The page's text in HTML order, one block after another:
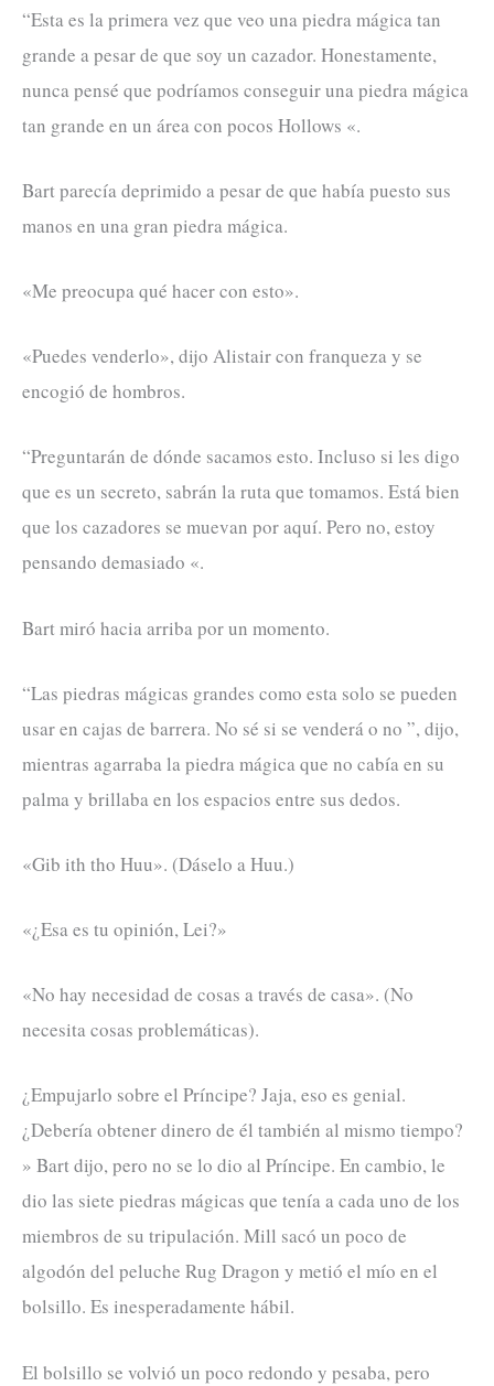
“Esta es la primera vez que veo una piedra mágica tan
grande a pesar de que soy un cazador. Honestamente,
nunca pensé que podríamos conseguir una piedra mágica
tan grande en un área con pocos Hollows «.
Bart parecía deprimido a pesar de que había puesto sus
manos en una gran piedra mágica.
«Me preocupa qué hacer con esto».
«Puedes venderlo», dijo Alistair con franqueza y se
encogió de hombros.
“Preguntarán de dónde sacamos esto. Incluso si les digo
que es un secreto, sabrán la ruta que tomamos. Está bien
que los cazadores se muevan por aquí. Pero no, estoy
pensando demasiado «.
Bart miró hacia arriba por un momento.
“Las piedras mágicas grandes como esta solo se pueden
usar en cajas de barrera. No sé si se venderá o no ”, dijo,
mientras agarraba la piedra mágica que no cabía en su
palma y brillaba en los espacios entre sus dedos.
«Gib ith tho Huu». (Dáselo a Huu.)
«¿Esa es tu opinión, Lei?»
«No hay necesidad de cosas a través de casa». (No
necesita cosas problemáticas).
¿Empujarlo sobre el Príncipe? Jaja, eso es genial.
¿Debería obtener dinero de él también al mismo tiempo?
» Bart dijo, pero no se lo dio al Príncipe. En cambio, le
dio las siete piedras mágicas que tenía a cada uno de los
miembros de su tripulación. Mill sacó un poco de
algodón del peluche Rug Dragon y metió el mío en el
bolsillo. Es inesperadamente hábil.
El bolsillo se volvió un poco redondo y pesaba, pero